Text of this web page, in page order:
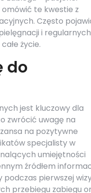
te kwestie z
Często
i regularnych
życie.
do
jest kluczowy dla
zwrócić uwagę na
na pozytywne
specjalisty w
umiejętności
źródłem
podczas pierwszej
przebiegu zabiegu